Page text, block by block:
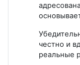
честно и
реальные